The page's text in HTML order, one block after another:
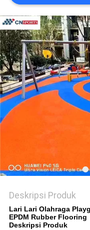
Deskripsi Produk
Lari Lari Olahraga
EPDM Rubber Flooring
Deskripsi Produk